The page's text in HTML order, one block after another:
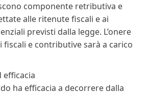
componente retributiva e
alle ritenute fiscali e ai
previsti dalla legge. L’onere
fiscali e contributive sarà a carico
efficacia
ha efficacia a decorrere dalla